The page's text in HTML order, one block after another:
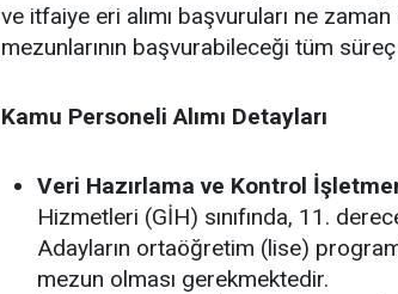
ve itfaiye eri alımı başvuruları ne
mezunlarının başvurabileceği tüm
Kamu Personeli Alımı Detayları
Veri Hazırlama ve Kontrol
Hizmetleri (GİH) sınıfında, 11.
Adayların ortaöğretim (lise)
mezun olması gerekmektedir.